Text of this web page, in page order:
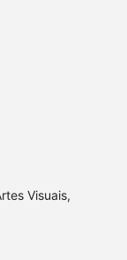
Visuais,